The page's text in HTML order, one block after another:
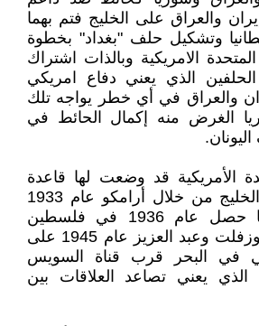
والعراق على الخليج فتم بهما
وتشكيل حلف "بغداد" بخطوة
الامريكية وبالذات اشتراك
الحلفين الذي يعني دفاع امريكي
والعراق في أي خطر يواجه تلك
الغرض منه إكمال الحائط في
الأمريكية قد وضعت لها قاعدة
أساسيه ومهمة في الخليج من خلال أرامكو عام 1933
ودور السعودية فيما حصل عام 1936 في فلسطين
واللقاء السري بين روزفلت وعبد العزيز عام 1945 على
في البحر قرب قناة السويس
الذي يعني تصاعد العلاقات بين